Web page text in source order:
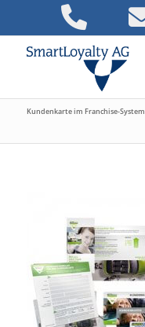
Kundenkarte im Franchise-System